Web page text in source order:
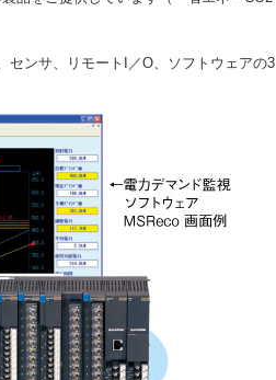
センサ、リモートI／O、ソフトウェアの3